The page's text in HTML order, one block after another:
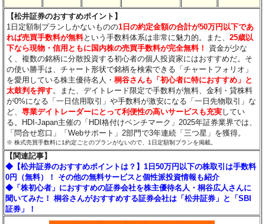
【松井証券のおすすめポイント】
1日定額制プランしかないものの1日の約定金額の合計が50万円以下であ
れば売買手数料が無料という手数料体系は非常に魅力的。また、25歳以
下なら現物・信用ともに国内株の売買手数料が完全無料！
資金が少な
く、複数の銘柄に分散投資する初心者の個人投資家にはおすすめだ。そ
の使い勝手は、チャート形状で銘柄を検索できる「チャートフォリオ」
を愛用している株主優待名人・桐谷さんも「初心者に特におすすめ」と
太鼓判を押す。また、デイトレード限定で手数料が無料、金利・貸株料
が0%になる「一日信用取引」や手数料が激安になる「一日先物取引」な
ど、専業デイトレーダーにとって利便性の高いサービスも充実してい
る。HDI-Japan主催の「HDI格付けベンチマーク」2025年証券業界では、
「問合せ窓口」「Webサポート」2部門で3年連続「三つ星」を獲得。
※ 株式売買手数料に1約定ごとのプランがないので、1日定額制プランを掲載。
【関連記事】
◆【松井証券のおすすめポイントは？】1日50万円以下の株取引は手数料
0円（無料）！ その他の無料サービスと個性派投資情報も紹介
◆「株初心者」におすすめの証券会社を株主優待名人・桐谷広人さんに
聞いてみた！ 桐谷さんがおすすめする証券会社は「松井証券」と「SBI
証券」！